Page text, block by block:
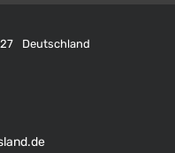
Deutschland